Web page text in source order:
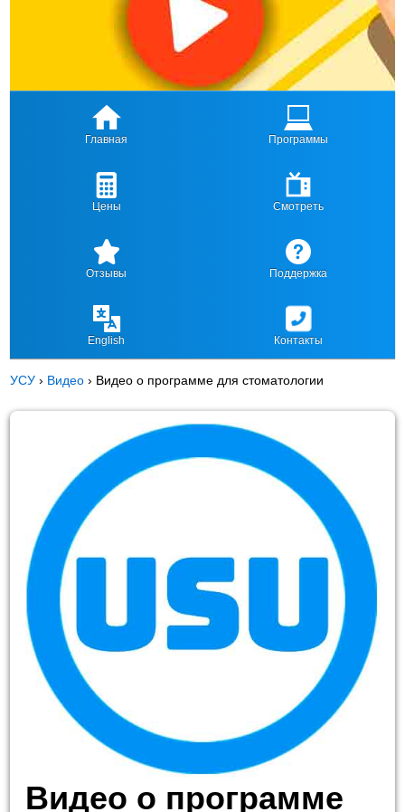
Главная Программы
Цены Смотреть
Отзывы Поддержка
English Контакты
УСУ › Видео › Видео о программе для стоматологии
Видео о программе